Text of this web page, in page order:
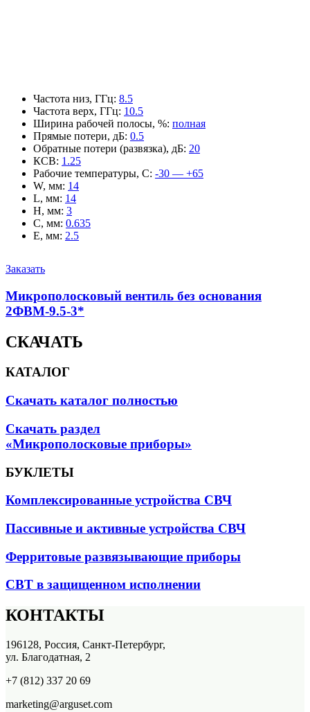
Частота низ, ГГц: 8.5
Частота верх, ГГц: 10.5
Ширина рабочей полосы, %: полная
Прямые потери, дБ: 0.5
Обратные потери (развязка), дБ: 20
КСВ: 1.25
Рабочие температуры, С: -30 — +65
W, мм: 14
L, мм: 14
H, мм: 3
C, мм: 0.635
E, мм: 2.5
Заказать
Микрополосковый вентиль без основания
2ФВМ-9.5-3*
СКАЧАТЬ
КАТАЛОГ
Скачать каталог полностью
Скачать раздел
«Микрополосковые приборы»
БУКЛЕТЫ
Комплексированные устройства СВЧ
Пассивные и активные устройства СВЧ
Ферритовые развязывающие приборы
СВТ в защищенном исполнении
КОНТАКТЫ
196128, Россия, Санкт-Петербург,
ул. Благодатная, 2
+7 (812) 337 20 69
marketing@arguset.com